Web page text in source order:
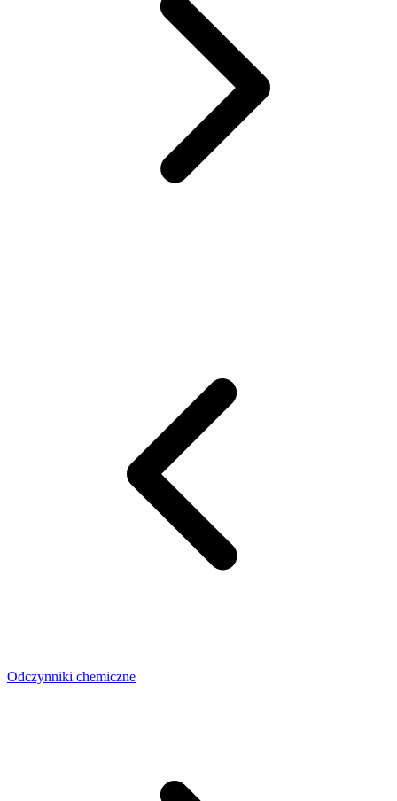
Odczynniki chemiczne